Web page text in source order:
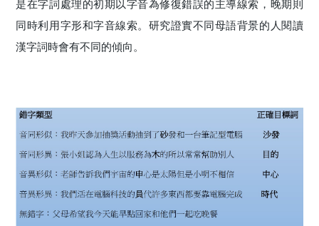
是在字詞處理的初期以字音為修復錯誤的主導線索，晚期則
同時利用字形和字音線索。研究證實不同母語背景的人閱讀
漢字詞時會有不同的傾向。